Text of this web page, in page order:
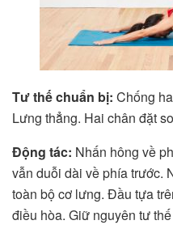
Tư thế chuẩn bị: Chống
Lưng thẳng. Hai chân đặt
Động tác: Nhấn hông về
vẫn duỗi dài về phía trước.
toàn bộ cơ lưng. Đầu tựa
điều hòa. Giữ nguyên tư